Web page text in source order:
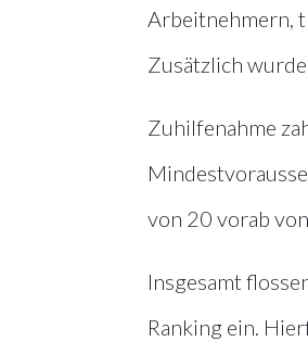
Arbeitnehmern,
Zusätzlich
Zuhilfenahme
von 20 vorab
Insgesamt
Ranking ein.